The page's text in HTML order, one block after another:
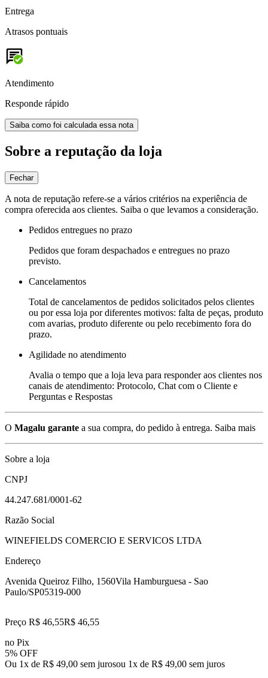
Entrega
Atrasos pontuais
Atendimento
Responde rápido
Saiba como foi calculada essa nota
Sobre a reputação da loja
Fechar
A nota de reputação refere-se a vários critérios na experiência de
compra oferecida aos clientes. Saiba o que levamos a consideração.
Pedidos entregues no prazo
Pedidos que foram despachados e entregues no prazo
previsto.
Cancelamentos
Total de cancelamentos de pedidos solicitados pelos clientes
ou por essa loja por diferentes motivos: falta de peças, produto
com avarias, produto diferente ou pelo recebimento fora do
prazo.
Agilidade no atendimento
Avalia o tempo que a loja leva para responder aos clientes nos
canais de atendimento: Protocolo, Chat com o Cliente e
Perguntas e Respostas
O Magalu garante a sua compra, do pedido à entrega. Saiba mais
Sobre a loja
CNPJ
44.247.681/0001-62
Razão Social
WINEFIELDS COMERCIO E SERVICOS LTDA
Endereço
Avenida Queiroz Filho, 1560Vila Hamburguesa - Sao
Paulo/SP05319-000
Preço R$ 46,55R$ 46,55
no Pix
5% OFF
Ou 1x de R$ 49,00 sem jurosou 1x de R$ 49,00 sem juros